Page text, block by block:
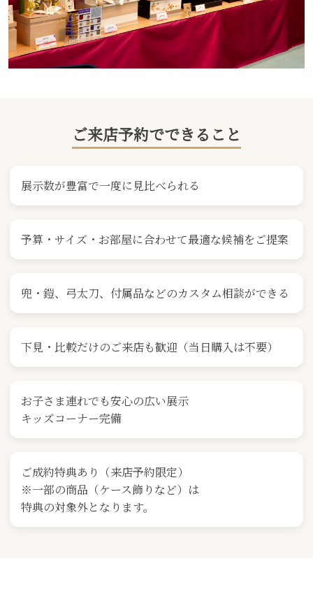
ご来店予約でできること
展示数が豊富で一度に見比べられる
予算・サイズ・お部屋に合わせて最適な候補をご提案
兜・鎧、弓太刀、付属品などのカスタム相談ができる
下見・比較だけのご来店も歓迎（当日購入は不要）
お子さま連れでも安心の広い展示
キッズコーナー完備
ご成約特典あり（来店予約限定）
※一部の商品（ケース飾りなど）は
特典の対象外となります。